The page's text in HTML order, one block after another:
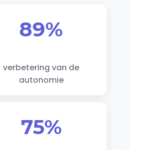
89%
verbetering van de
autonomie
75%